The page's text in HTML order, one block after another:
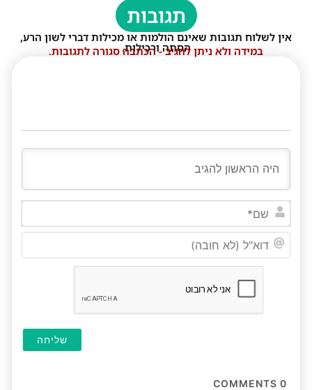
תגובות
אין לשלוח תגובות שאינם הולמות או מכילות דברי לשון הרע,
הסתה ורכילות.
במידה ולא ניתן להגיב - הכתבה סגורה לתגובות.
0